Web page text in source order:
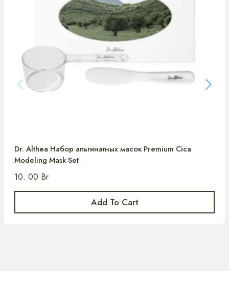
Dr. Althea Набор альгинатных масок Premium Cica
Modeling Mask Set
10. 00 Br
Add To Cart